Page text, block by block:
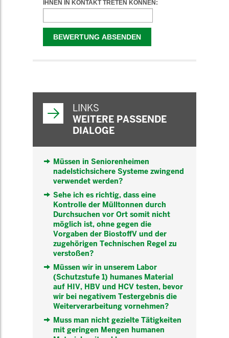
LINKS
WEITERE PASSENDE
DIALOGE
Müssen in Seniorenheimen
nadelstichsichere Systeme zwingend
verwendet werden?
Sehe ich es richtig, dass eine
Kontrolle der Mülltonnen durch
Durchsuchen vor Ort somit nicht
möglich ist, ohne gegen die
Vorgaben der BiostoffV und der
zugehörigen Technischen Regel zu
verstoßen?
Müssen wir in unserem Labor
(Schutzstufe 1) humanes Material
auf HIV, HBV und HCV testen, bevor
wir bei negativem Testergebnis die
Weiterverarbeitung vornehmen?
Muss man nicht gezielte Tätigkeiten
mit geringen Mengen humanen